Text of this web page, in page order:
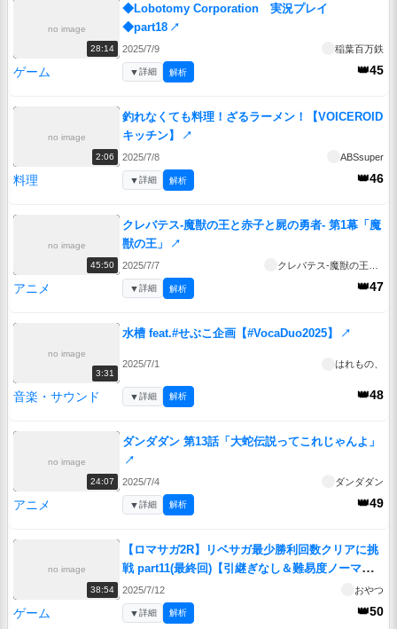
no image
28:14
◆Lobotomy Corporation 実況プレイ
◆part18 ↗
2025/7/9 稲葉百万鉄
ゲーム 👑45
▼詳細 解析
no image
2:06
釣れなくても料理！ざるラーメン！【VOICEROID
キッチン】
↗
2025/7/8 ABSsuper
料理 👑46
▼詳細 解析
no image
45:50
クレバテス-魔獣の王と赤子と屍の勇者- 第1幕「魔
獣の王」
↗
2025/7/7
アニメ 👑47
▼詳細 解析
no image
3:31
水槽 feat.#せぶこ企画【#VocaDuo2025】 ↗
2025/7/1 はれもの、
音楽・サウンド 👑48
▼詳細 解析
no image
24:07
ダンダダン 第13話「大蛇伝説ってこれじゃんよ」
↗
2025/7/4 ダンダダン
アニメ 👑49
▼詳細 解析
no image
38:54
【ロマサガ2R】リベサガ最少勝利回数クリアに挑
戦 part11(最終回)【引継ぎなし＆難易度ノーマ
ル】↗
2025/7/12 おやつ
ゲーム 👑50
▼詳細 解析